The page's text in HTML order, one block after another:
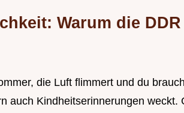
Warum die
die Luft flimmert und du
auch Kindheitserinnerungen weckt.